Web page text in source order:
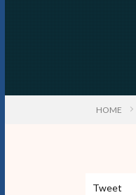
HOME
Tweet